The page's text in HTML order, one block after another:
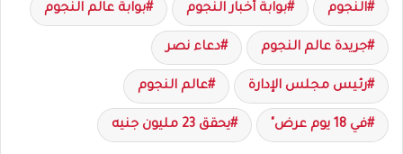
النجوم بوابة أخبار النجوم بوابة عالم النجوم
جريدة عالم النجوم دعاء نصر
رئيس مجلس الإدارة عالم النجوم
في 18 يوم عرض" يحقق 23 مليون جنيه